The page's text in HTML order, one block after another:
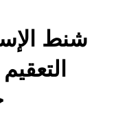
شنط